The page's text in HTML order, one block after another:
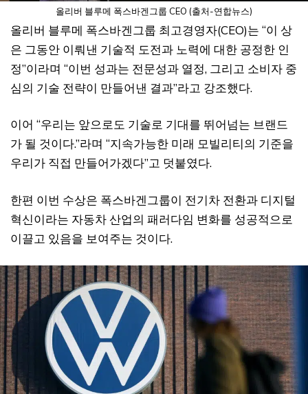
올리버 블루메 폭스바겐그룹 CEO (출처-연합뉴스)
올리버 블루메 폭스바겐그룹 최고경영자(CEO)는 “이 상
은 그동안 이뤄낸 기술적 도전과 노력에 대한 공정한 인
정”이라며 “이번 성과는 전문성과 열정, 그리고 소비자 중
심의 기술 전략이 만들어낸 결과”라고 강조했다.
이어 “우리는 앞으로도 기술로 기대를 뛰어넘는 브랜드
가 될 것이다.”라며 “지속가능한 미래 모빌리티의 기준을
우리가 직접 만들어가겠다”고 덧붙였다.
한편 이번 수상은 폭스바겐그룹이 전기차 전환과 디지털
혁신이라는 자동차 산업의 패러다임 변화를 성공적으로
이끌고 있음을 보여주는 것이다.